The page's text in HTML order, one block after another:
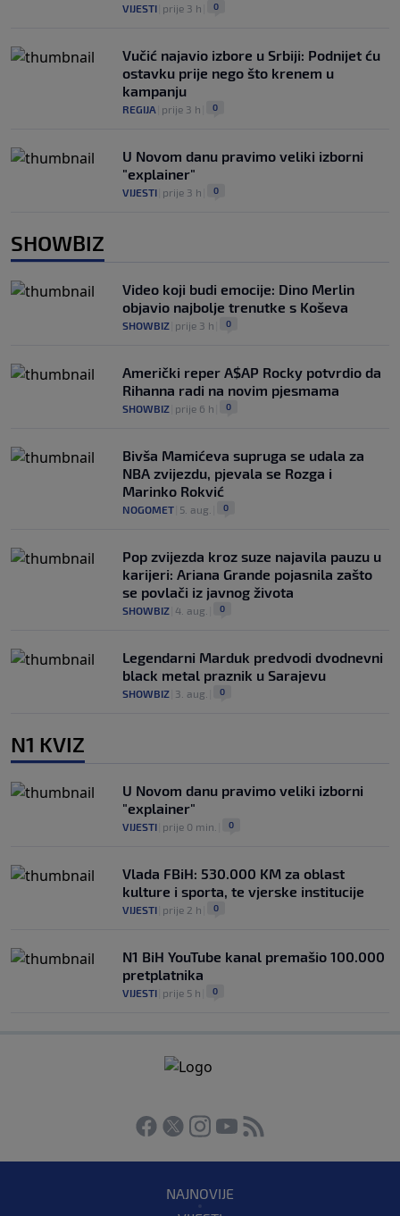
VIJESTI prije 3 h 0
Vučić najavio izbore u Srbiji: Podnijet ću
ostavku prije nego što krenem u
kampanju
REGIJA prije 3 h 0
U Novom danu pravimo veliki izborni
"explainer"
VIJESTI prije 3 h 0
SHOWBIZ
Video koji budi emocije: Dino Merlin
objavio najbolje trenutke s Koševa
SHOWBIZ prije 3 h 0
Američki reper A$AP Rocky potvrdio da
Rihanna radi na novim pjesmama
SHOWBIZ prije 6 h 0
Bivša Mamićeva supruga se udala za
NBA zvijezdu, pjevala se Rozga i
Marinko Rokvić
NOGOMET 5. aug. 0
Pop zvijezda kroz suze najavila pauzu u
karijeri: Ariana Grande pojasnila zašto
se povlači iz javnog života
SHOWBIZ 4. aug. 0
Legendarni Marduk predvodi dvodnevni
black metal praznik u Sarajevu
SHOWBIZ 3. aug. 0
N1 KVIZ
U Novom danu pravimo veliki izborni
"explainer"
VIJESTI prije 0 min. 0
Vlada FBiH: 530.000 KM za oblast
kulture i sporta, te vjerske institucije
VIJESTI prije 2 h 0
N1 BiH YouTube kanal premašio 100.000
pretplatnika
VIJESTI prije 5 h 0
NAJNOVIJE